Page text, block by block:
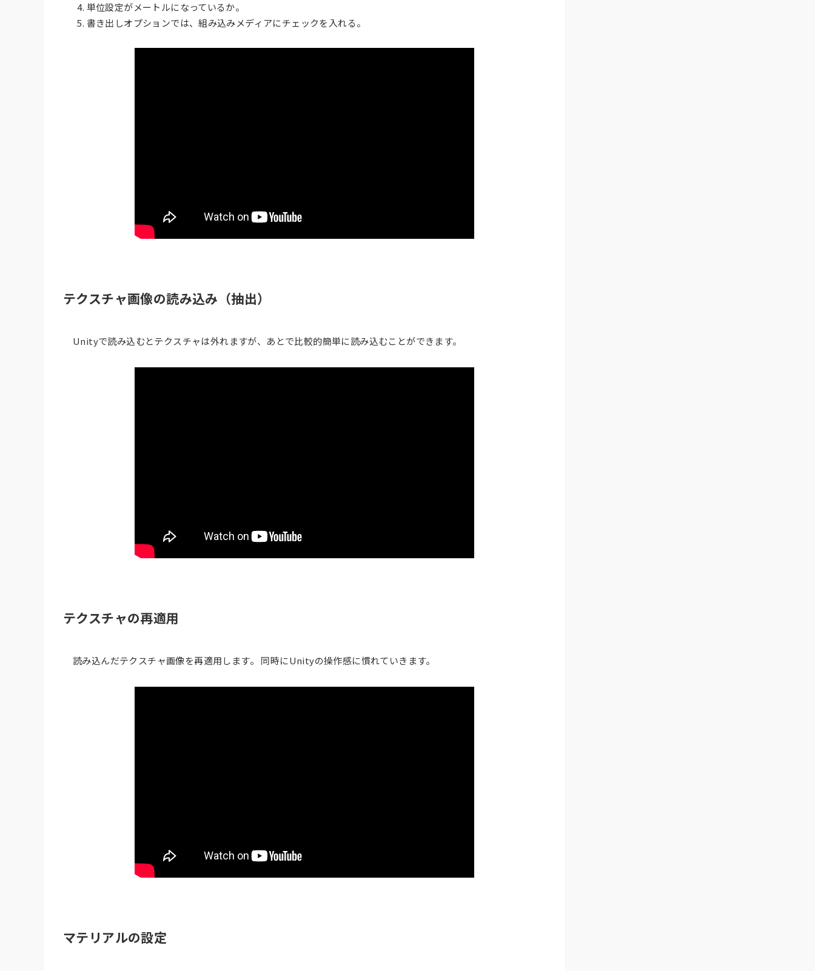
単位設定がメートルになっているか。
書き出しオプションでは、組み込みメディアにチェックを入れる。
テクスチャ画像の読み込み（抽出）
Unityで読み込むとテクスチャは外れますが、あとで比較的簡単に読み込むことができます。
テクスチャの再適用
読み込んだテクスチャ画像を再適用します。 同時にUnityの操作感に慣れていきます。
マテリアルの設定